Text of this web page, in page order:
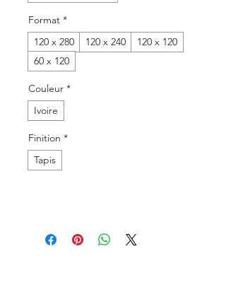
Format *
120 x 280
120 x 240
120 x 120
60 x 120
Couleur *
Ivoire
Finition *
Tapis